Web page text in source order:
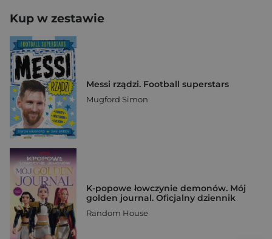
Kup w zestawie
Messi rządzi. Football superstars
Mugford Simon
K-popowe łowczynie demonów. Mój
golden journal. Oficjalny dziennik
Random House